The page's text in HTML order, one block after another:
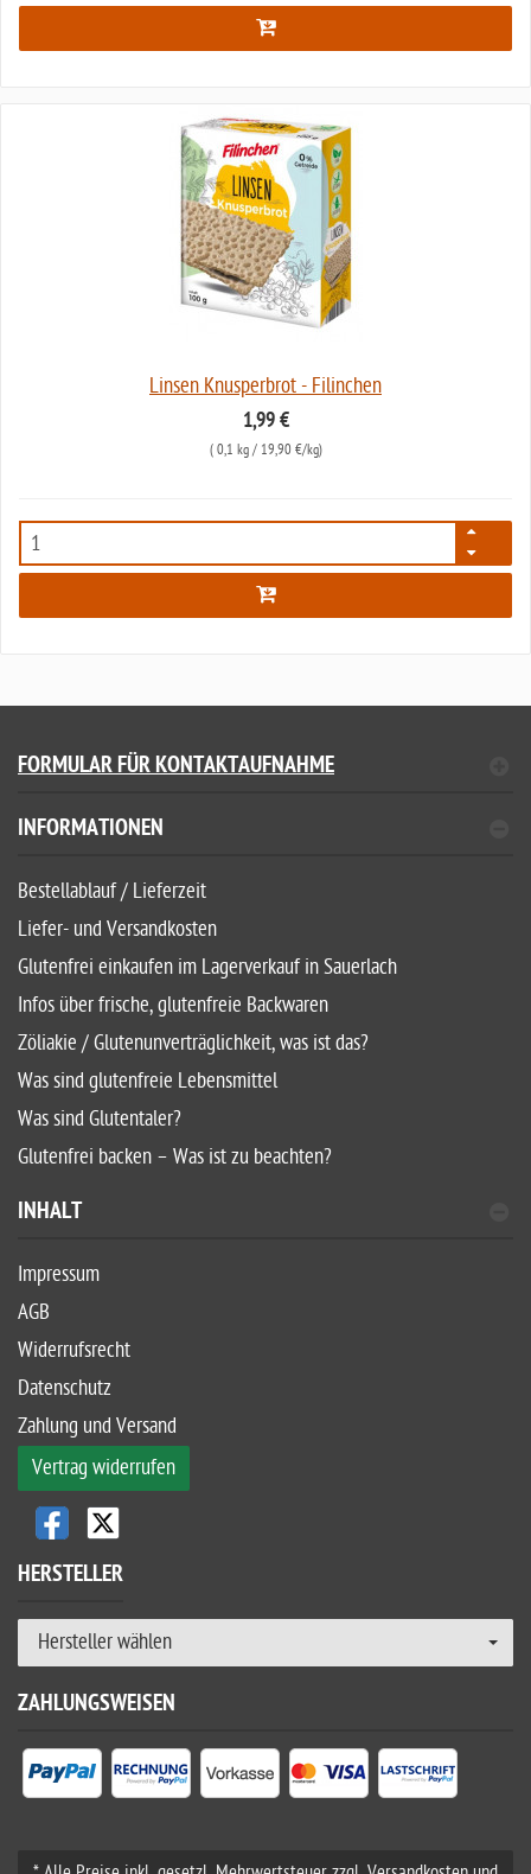
Linsen Knusperbrot - Filinchen
1,99 €
( 0,1 kg/ 19,90 €/kg)
6959
FORMULAR FÜR KONTAKTAUFNAHME
INFORMATIONEN
Bestellablauf / Lieferzeit
Liefer- und Versandkosten
Glutenfrei einkaufen im Lagerverkauf in Sauerlach
Infos über frische, glutenfreie Backwaren
Zöliakie / Glutenunverträglichkeit, was ist das?
Was sind glutenfreie Lebensmittel
Was sind Glutentaler?
Glutenfrei backen – Was ist zu beachten?
INHALT
Impressum
AGB
Widerrufsrecht
Datenschutz
Zahlung und Versand
Vertrag widerrufen
HERSTELLER
Hersteller wählen
ZAHLUNGSWEISEN